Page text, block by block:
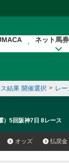
ネット馬
結果 開催選択 > レ
）5回阪神7日 8レース
オッズ 払戻金